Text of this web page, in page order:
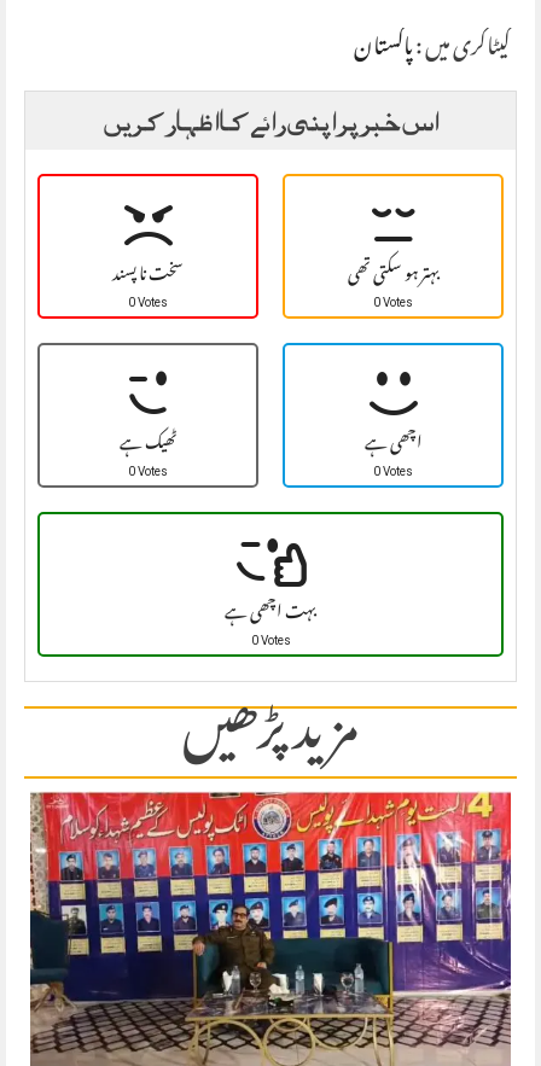
کیٹاگری میں :پاکستان
اس خبر پر اپنی رائے کا اظہار کریں
سخت نا پسند
0 Votes بہتر ہو سکتی تھی
0 Votes
ٹھیک ہے
0 Votes اچھی ہے
0 Votes
بہت اچھی ہے
0 Votes
مزید پڑھیں